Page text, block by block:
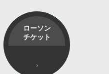
ローソン
チケット